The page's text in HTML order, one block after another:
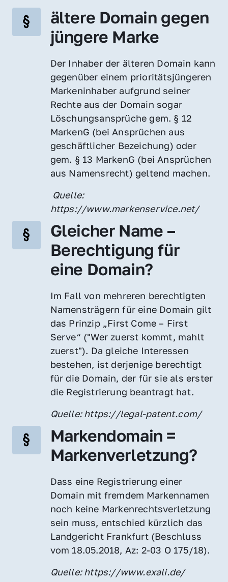
ältere Domain gegen
jüngere Marke
Der Inhaber der älteren Domain kann
gegenüber einem prioritätsjüngeren
Markeninhaber aufgrund seiner
Rechte aus der Domain sogar
Löschungsansprüche gem. § 12
MarkenG (bei Ansprüchen aus
geschäftlicher Bezeichung) oder
gem. § 13 MarkenG (bei Ansprüchen
aus Namensrecht) geltend machen.
https://www.markenservice.net/
Gleicher Name –
Berechtigung für
eine Domain?
Im Fall von mehreren berechtigten
Namensträgern für eine Domain gilt
das Prinzip „First Come – First
Serve“ ("Wer zuerst kommt, mahlt
zuerst"). Da gleiche Interessen
bestehen, ist derjenige berechtigt
für die Domain, der für sie als erster
die Registrierung beantragt hat.
Quelle: https://legal-patent.com/
Markendomain =
Markenverletzung?
Dass eine Registrierung einer
Domain mit fremdem Markennamen
noch keine Markenrechtsverletzung
sein muss, entschied kürzlich das
Landgericht Frankfurt (Beschluss
vom 18.05.2018, Az: 2-03 O 175/18).
Quelle: https://www.exali.de/